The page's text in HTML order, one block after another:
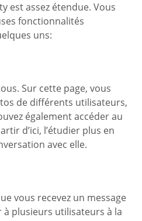
est assez étendue. Vous
fonctionnalités
uns:
Sur cette page, vous
de différents utilisateurs,
également accéder au
d’ici, l’étudier plus en
avec elle.
vous recevez un message
à plusieurs utilisateurs à la